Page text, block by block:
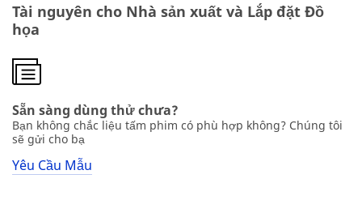
Tài nguyên cho Nhà sản xuất và Lắp đặt Đồ
họa
Sẵn sàng dùng thử chưa?
Bạn không chắc liệu tấm phim có phù hợp không? Chúng tôi
sẽ gửi cho bạ
Yêu Cầu Mẫu